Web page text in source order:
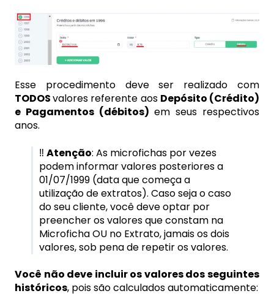
Esse procedimento deve ser realizado com
TODOSvalores referente aos Depósito (Crédito)
e Pagamentos (débitos) em seus respectivos
anos.
‼️ Atenção: As microfichas por vezes
podem informar valores posteriores a
01/07/1999 (data que começa a
utilização de extratos). Caso seja o caso
do seu cliente, você deve optar por
preencher os valores que constam na
Microficha OU no Extrato, jamais os dois
valores, sob pena de repetir os valores.
Você não deve incluir os valores dos seguintes
históricos, pois são calculados automaticamente: